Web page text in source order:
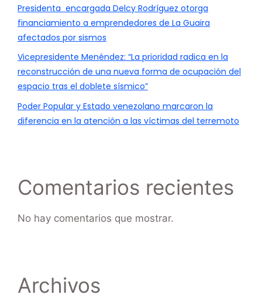
Presidenta encargada Delcy Rodríguez otorga
financiamiento a emprendedores de La Guaira
afectados por sismos
Vicepresidente Menéndez: “La prioridad radica en la
reconstrucción de una nueva forma de ocupación del
espacio tras el doblete sísmico”
Poder Popular y Estado venezolano marcaron la
diferencia en la atención a las víctimas del terremoto
Comentarios recientes
No hay comentarios que mostrar.
Archivos